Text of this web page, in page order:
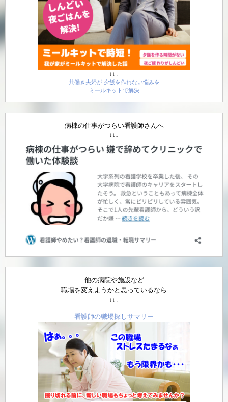
↓↓↓
共働き夫婦が 夕飯を作れない悩みを
ミールキットで解決
病棟の仕事がつらい看護師さんへ
↓↓↓
他の病院や施設など
職場を変えようかと思っているなら
↓↓↓
看護師の職場探しサマリー